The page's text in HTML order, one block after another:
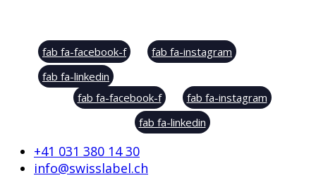
fab fa-facebook-f
fab fa-instagram
fab fa-linkedin
fab fa-facebook-f
fab fa-instagram
fab fa-linkedin
+41 031 380 14 30
info@swisslabel.ch